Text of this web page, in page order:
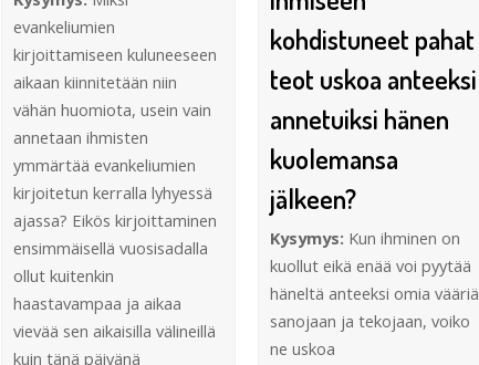
evankeliumien
kirjoittamiseen kuluneeseen
aikaan kiinnitetään niin
vähän huomiota, usein vain
annetaan ihmisten
ymmärtää evankeliumien
kirjoitetun kerralla lyhyessä
ajassa? Eikös kirjoittaminen
ensimmäisellä vuosisadalla
ollut kuitenkin
haastavampaa ja aikaa
vievää sen aikaisilla välineillä
kuin tänä päivänä
kohdistuneet pahat
teot uskoa anteeksi
annetuiksi hänen
kuolemansa
jälkeen?
Kysymys: Kun ihminen on
kuollut eikä enää voi pyytää
häneltä anteeksi omia vääriä
sanojaan ja tekojaan, voiko
ne uskoa